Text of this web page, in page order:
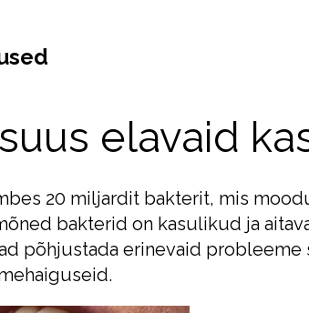
elavaid
20 miljardit bakterit, mis
bakterid on kasulikud ja
põhjustada erinevaid probleeme